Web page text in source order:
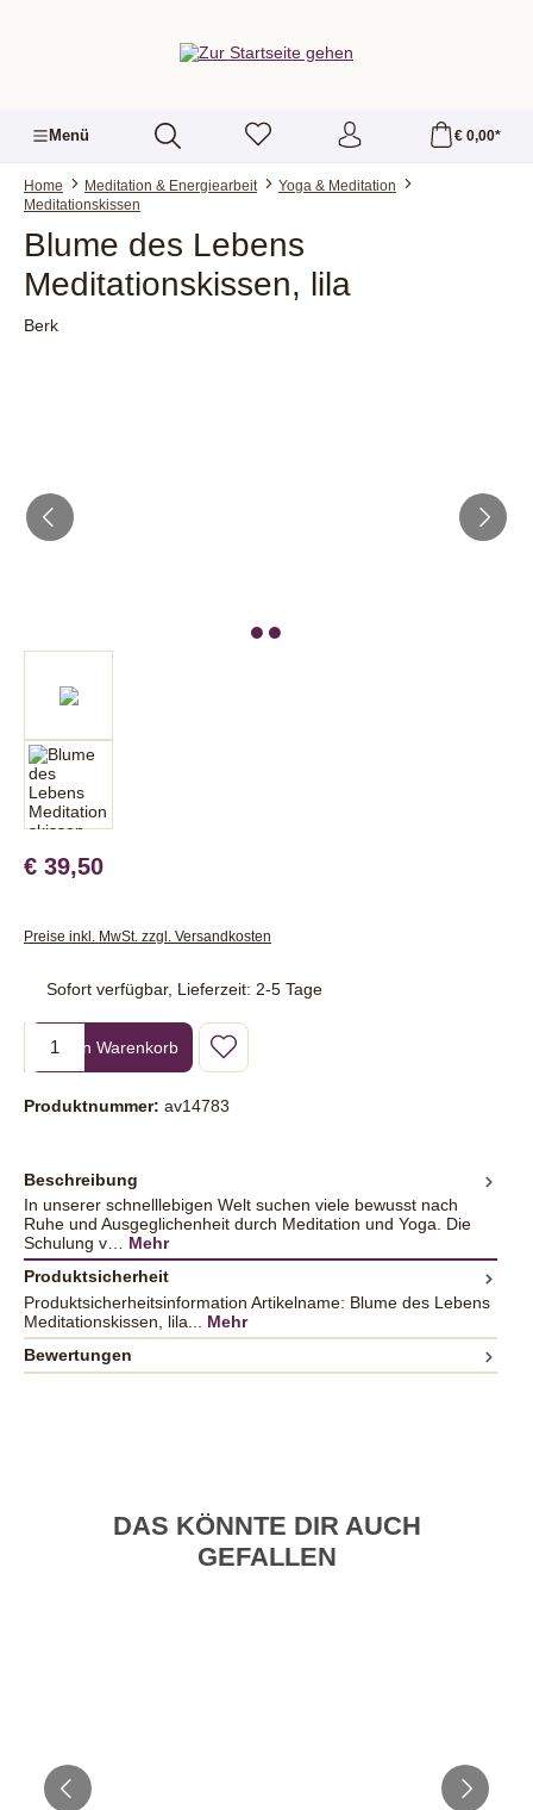
Menü € 0,00*
Home Meditation & Energiearbeit
Yoga & Meditation
Meditationskissen
Blume des Lebens
Meditationskissen, lila
Berk
€ 39,50
Preise inkl. MwSt. zzgl. Versandkosten
Sofort verfügbar, Lieferzeit: 2-5 Tage
Produkt Anzahl: Gib den gewünschten Wert ein oder benutze die
In den Warenkorb
Produktnummer: av14783
Beschreibung
In unserer schnelllebigen Welt suchen viele bewusst nach
Ruhe und Ausgeglichenheit durch Meditation und Yoga. Die
Schulung v… Mehr
Produktsicherheit
Produktsicherheitsinformation Artikelname: Blume des Lebens
Meditationskissen, lila... Mehr
Bewertungen
DAS KÖNNTE DIR AUCH
GEFALLEN